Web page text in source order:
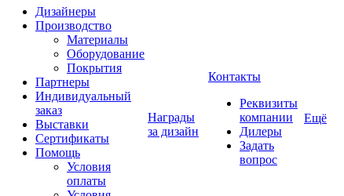
Дизайнеры
Производство
Материалы
Оборудование
Покрытия
Партнеры
Индивидуальный
заказ
Выставки
Сертификаты
Помощь
Условия
оплаты
Награды
за дизайн
Контакты
Реквизиты
компании
Дилеры
Задать
вопрос
Ещё